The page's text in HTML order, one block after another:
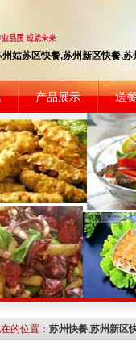
姑苏区快餐,苏州新区快餐,
产品展示 送
的位置： 苏州快餐,苏州新区